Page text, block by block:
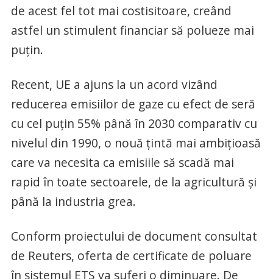
de acest fel tot mai costisitoare, creând
astfel un stimulent financiar să polueze mai
puţin.
Recent, UE a ajuns la un acord vizând
reducerea emisiilor de gaze cu efect de seră
cu cel puţin 55% până în 2030 comparativ cu
nivelul din 1990, o nouă ţintă mai ambiţioasă
care va necesita ca emisiile să scadă mai
rapid în toate sectoarele, de la agricultură şi
până la industria grea.
Conform proiectului de document consultat
de Reuters, oferta de certificate de poluare
în sistemul ETS va suferi o diminuare. De